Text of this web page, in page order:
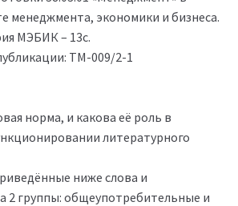
менеджмента, экономики и бизнеса.
МЭБИК – 13с.
ТМ-009/2-1
норма, и какова её роль в
литературного
ниже слова и
2 группы: общеупотребительные и